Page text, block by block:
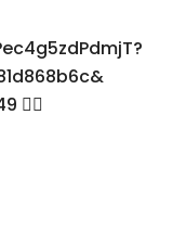
⛓️‍💥